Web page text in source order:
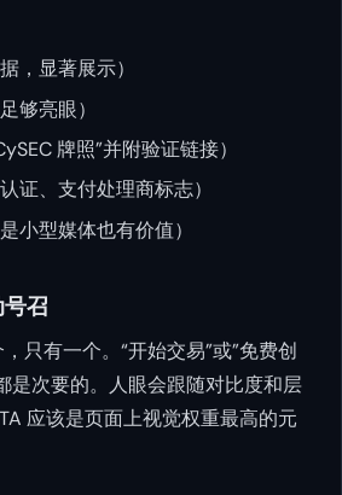
，显著展示）
够亮眼）
牌照”并附验证链接）
认证、支付处理商标志）
是小型媒体也有价值）
召
只有一个。“开始交易”或”免费创
是次要的。人眼会跟随对比度和层
应该是页面上视觉权重最高的元